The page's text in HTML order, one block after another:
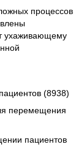
процессов
ухаживающему
(8938)
перемещения
пациентов